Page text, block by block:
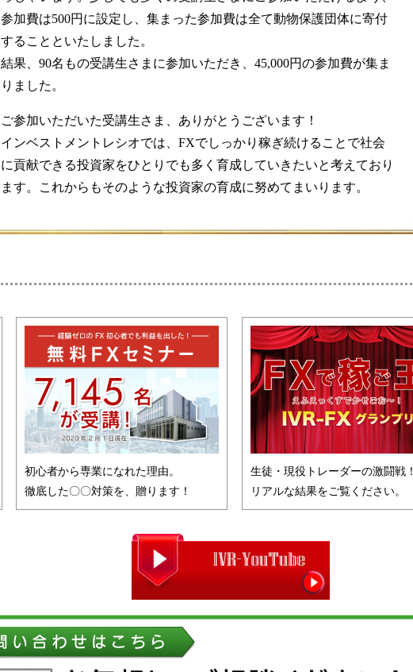
参加費は500円に設定し、集まった参加費は全て動物保護団体に寄付
することといたしました。
結果、90名もの受講生さまに参加いただき、45,000円の参加費が集ま
りました。
ご参加いただいた受講生さま、ありがとうございます！
インベストメントレシオでは、FXでしっかり稼ぎ続けることで社会
に貢献できる投資家をひとりでも多く育成していきたいと考えており
ます。これからもそのような投資家の育成に努めてまいります。
初心者から専業になれた理由。
徹底した〇〇対策を、贈ります！
生徒・現役トレーダーの激闘戦！
リアルな結果をご覧ください。